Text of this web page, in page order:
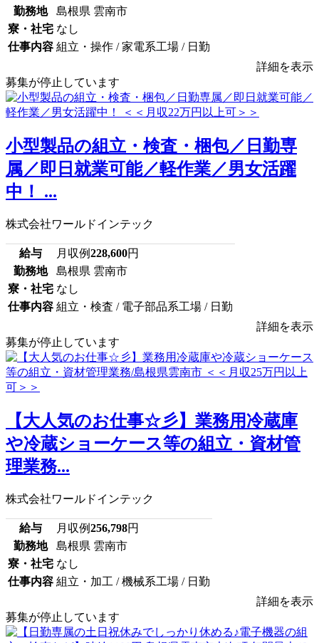
勤務地
島根県 雲南市
寮・社宅 なし
仕事内容 組立・操作 / 家電系工場 / 日勤
詳細を表示
募集が停止しています
小型製品の組立・検査・梱包／日勤専
属／即日就業可能／軽作業／男女活躍
中！ ...
株式会社ワールドインテック
給与 月収例228,600円
勤務地
島根県 雲南市
寮・社宅 なし
仕事内容 組立・検査 / 電子部品系工場 / 日勤
詳細を表示
募集が停止しています
【大人気のお仕事☆彡】業務用冷蔵庫
や冷蔵ショーケース等の組立・資材管
理業務...
株式会社ワールドインテック
給与 月収例256,798円
勤務地
島根県 雲南市
寮・社宅 なし
仕事内容 組立・加工 / 機械系工場 / 日勤
詳細を表示
募集が停止しています